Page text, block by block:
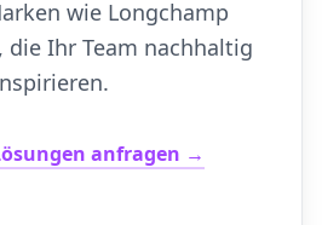
wie Longchamp
die Ihr Team nachhaltig
anfragen →